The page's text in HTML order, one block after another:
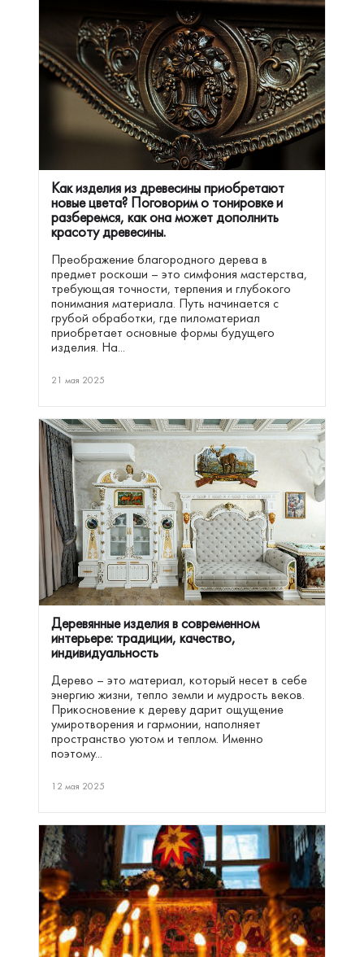
Как изделия из древесины приобретают
новые цвета? Поговорим о тонировке и
разберемся, как она может дополнить
красоту древесины.
Преображение благородного дерева в
предмет роскоши – это симфония мастерства,
требующая точности, терпения и глубокого
понимания материала. Путь начинается с
грубой обработки, где пиломатериал
приобретает основные формы будущего
изделия. На...
21 мая 2025
Деревянные изделия в современном
интерьере: традиции, качество,
индивидуальность
Дерево – это материал, который несет в себе
энергию жизни, тепло земли и мудрость веков.
Прикосновение к дереву дарит ощущение
умиротворения и гармонии, наполняет
пространство уютом и теплом. Именно
поэтому...
12 мая 2025